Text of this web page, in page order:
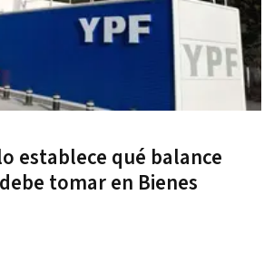
establece qué balance
tomar en Bienes